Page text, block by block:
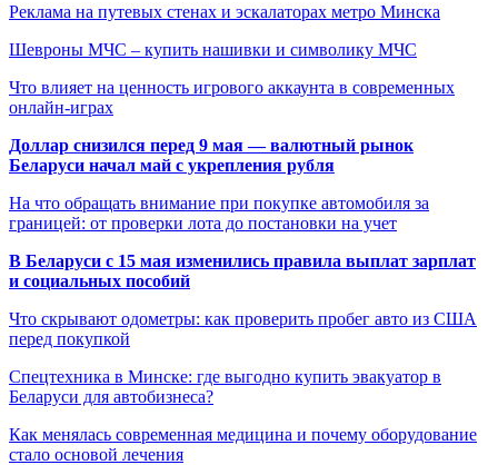
Реклама на путевых стенах и эскалаторах метро Минска
Шевроны МЧС – купить нашивки и символику МЧС
Что влияет на ценность игрового аккаунта в современных
онлайн-играх
Доллар снизился перед 9 мая — валютный рынок
Беларуси начал май с укрепления рубля
На что обращать внимание при покупке автомобиля за
границей: от проверки лота до постановки на учет
В Беларуси с 15 мая изменились правила выплат зарплат
и социальных пособий
Что скрывают одометры: как проверить пробег авто из США
перед покупкой
Спецтехника в Минске: где выгодно купить эвакуатор в
Беларуси для автобизнеса?
Как менялась современная медицина и почему оборудование
стало основой лечения